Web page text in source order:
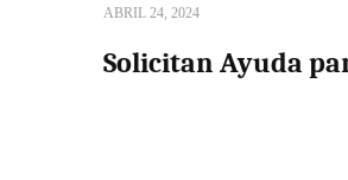
ABRIL 24, 2024
Solicitan Ayuda